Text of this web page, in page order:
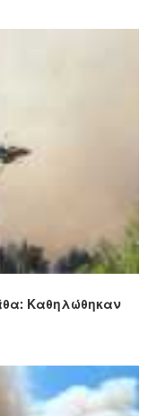
Καθηλώθηκαν